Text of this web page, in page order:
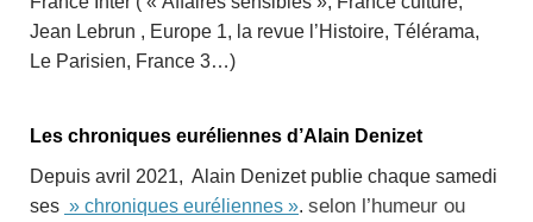
Jean Lebrun , Europe 1, la revue l’Histoire, Télérama,
Le Parisien, France 3…)
Les chroniques euréliennes d’Alain Denizet
Depuis avril 2021, Alain Denizet publie chaque samedi
ses » chroniques euréliennes ». selon l’humeur ou